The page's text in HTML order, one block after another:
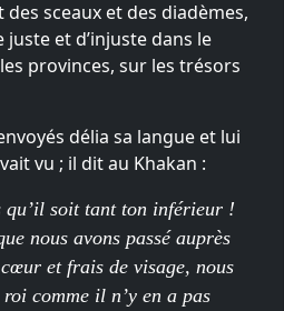
sceaux et des diadèmes,
et d’injuste dans le
provinces, sur les trésors
délia sa langue et lui
vu ; il dit au Khakan :
qu’il soit tant ton inférieur !
nous avons passé auprès
et frais de visage, nous
comme il n’y en a pas